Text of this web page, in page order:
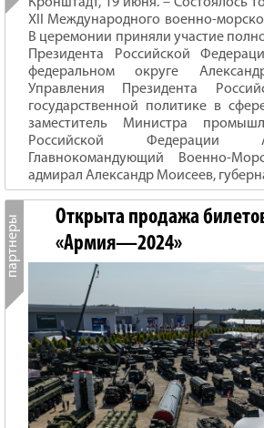
XII Международного военно-
В церемонии приняли участие
Президента Российской
федеральном округе
Управления Президента
государственной политике в
заместитель Министра
Российской Федерации
Главнокомандующий Военно-
адмирал Александр Моисеев,
Открыта продажа
«Армия—2024»